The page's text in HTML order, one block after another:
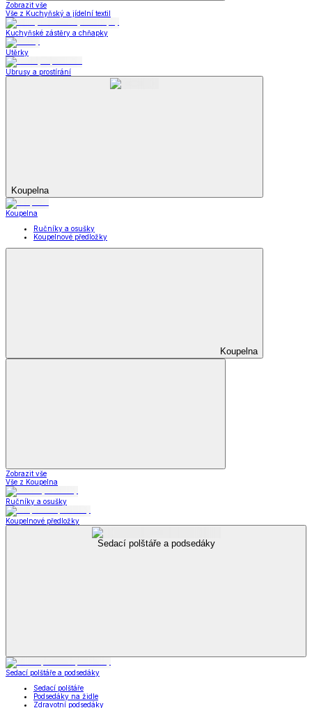
Zobrazit vše
Vše z Kuchyňský a jídelní textil
Kuchyňské zástěry a chňapky
Utěrky
Ubrusy a prostírání
Koupelna
Koupelna
Ručníky a osušky
Koupelnové předložky
Koupelna
Zobrazit vše
Vše z Koupelna
Ručníky a osušky
Koupelnové předložky
Sedací polštáře a podsedáky
Sedací polštáře a podsedáky
Sedací polštáře
Podsedáky na židle
Zdravotní podsedáky